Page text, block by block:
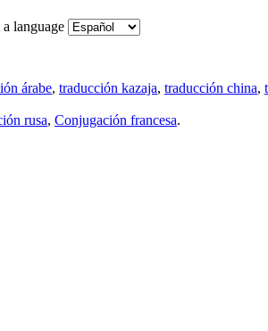
a language
árabe, traducción kazaja, traducción china,
rusa, Conjugación francesa.